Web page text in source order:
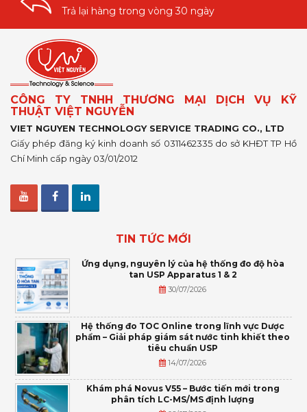
Trả lại hàng trong vòng 30 ngày
CÔNG TY TNHH THƯƠNG MẠI DỊCH VỤ KỸ
THUẬT VIỆT NGUYỄN
VIET NGUYEN TECHNOLOGY SERVICE TRADING CO., LTD
Giấy phép đăng ký kinh doanh số 0311462335 do sở KHĐT TP Hồ
Chí Minh cấp ngày 03/01/2012
TIN TỨC MỚI
Ứng dụng, nguyên lý của hệ thống đo độ hòa
tan USP Apparatus 1 & 2
30/07/2026
Hệ thống đo TOC Online trong lĩnh vực Dược
phẩm – Giải pháp giám sát nước tinh khiết theo
tiêu chuẩn USP
14/07/2026
Khám phá Novus V55 – Bước tiến mới trong
phân tích LC-MS/MS định lượng